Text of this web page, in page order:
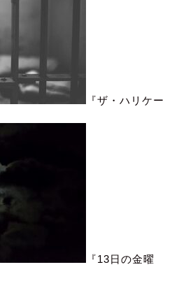
『ザ・ハリケー
『13日の金曜